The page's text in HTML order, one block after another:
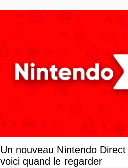
Un nouveau Nintendo
voici quand le regarder